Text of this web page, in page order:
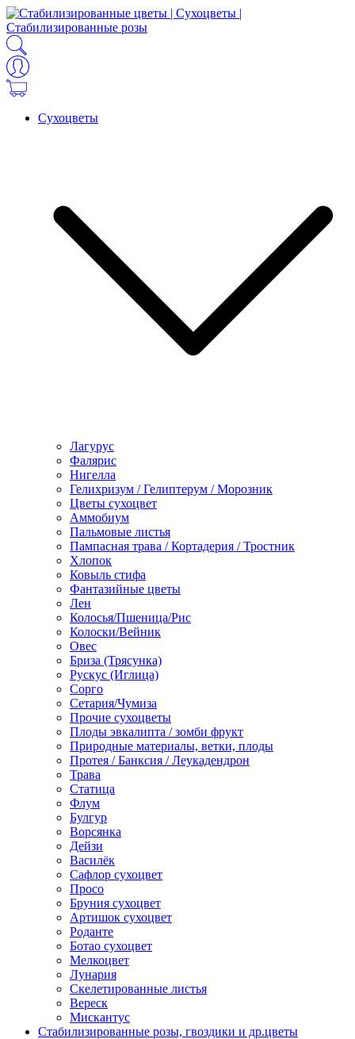
Сухоцветы
Лагурус
Фалярис
Нигелла
Гелихризум / Гелиптерум / Морозник
Цветы сухоцвет
Аммобиум
Пальмовые листья
Пампасная трава / Кортадерия / Тростник
Хлопок
Ковыль стифа
Фантазийные цветы
Лен
Колосья/Пшеница/Рис
Колоски/Вейник
Овес
Бриза (Трясунка)
Рускус (Иглица)
Сорго
Сетария/Чумиза
Прочие сухоцветы
Плоды эвкалипта / зомби фрукт
Природные материалы, ветки, плоды
Протея / Банксия / Леукадендрон
Трава
Статица
Флум
Булгур
Ворсянка
Дейзи
Василёк
Сафлор сухоцвет
Просо
Бруния сухоцвет
Артишок сухоцвет
Роданте
Ботао сухоцвет
Мелкоцвет
Лунария
Скелетированные листья
Вереск
Мискантус
Стабилизированные розы, гвоздики и др.цветы